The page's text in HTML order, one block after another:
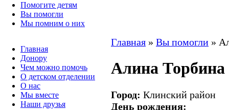
Помогите детям
Вы помогли
Мы помним о них
Главная
Донору
Чем можно помочь
О детском отделении
О нас
Мы вместе
Наши друзья
Главная » Вы помогли »
Алина Торбина
Город: Клинский район
День рождения: